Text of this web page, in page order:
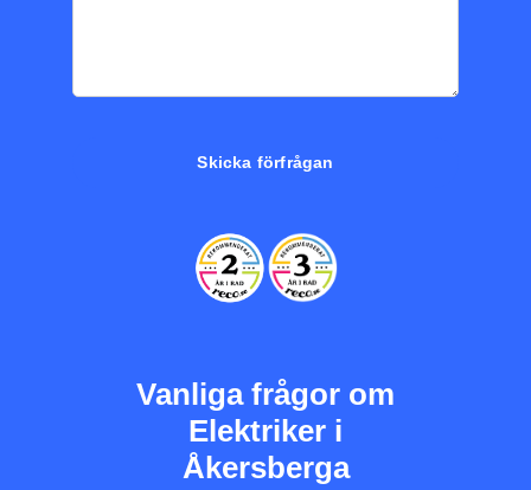
Skicka förfrågan
Vanliga frågor om
Elektriker i
Åkersberga